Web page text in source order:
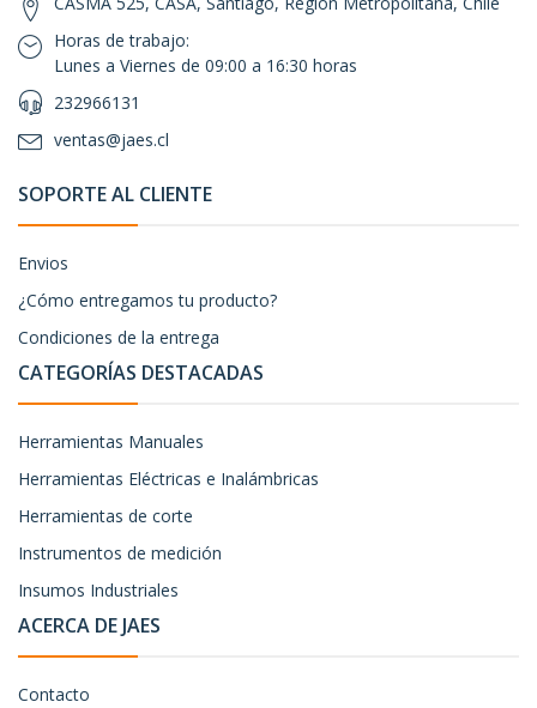
Horas de trabajo:
Lunes a Viernes de 09:00 a 16:30 horas
232966131
ventas@jaes.cl
SOPORTE AL CLIENTE
Envios
¿Cómo entregamos tu producto?
Condiciones de la entrega
CATEGORÍAS DESTACADAS
Herramientas Manuales
Herramientas Eléctricas e Inalámbricas
Herramientas de corte
Instrumentos de medición
Insumos Industriales
ACERCA DE JAES
Contacto